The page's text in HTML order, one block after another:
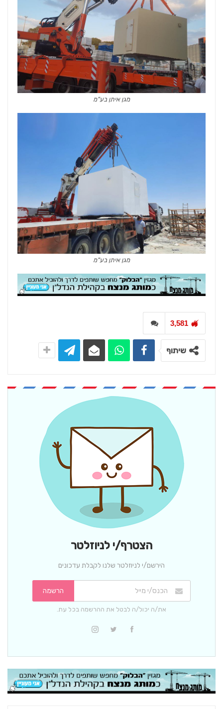
מגן איתן בע"מ
מגן איתן בע"מ
3,581
שיתוף
הצטרף/י לניוזלטר
הירשם/י לניוזלטר שלנו לקבלת עדכונים
הרשמה
את/ה יכול/ה לבטל את ההרשמה בכל עת.